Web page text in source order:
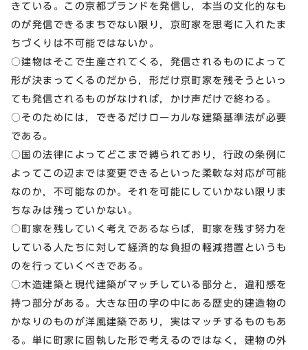
きている。この京都ブランドを発信し，本当の文化的なも
のが発信できるまちでない限り，京町家を思考に入れたま
ちづくりは不可能ではないか。
○建物はそこで生産されてくる，発信されるものによって
形が決まってくるのだから，形だけ京町家を残そうといっ
ても発信されるものがなければ，かけ声だけで終わる。
○そのためには，できるだけローカルな建築基準法が必要
である。
○国の法律によってどこまで縛られており，行政の条例に
よってこの辺までは変更できるといった柔軟な対応が可能
なのか，不可能なのか。それを可能にしていかない限りま
ちなみは残っていかない。
○町家を残していく考えであるならば，町家を残す努力を
している人たちに対して経済的な負担の軽減措置というも
のを行っていくべきである。
○木造建築と現代建築がマッチしている部分と，違和感を
持つ部分がある。大きな田の字の中にある歴史的建造物の
かなりのものが洋風建築であり，実はマッチするものもあ
る。単に町家に固執した形で考えるのではなく，建物の外